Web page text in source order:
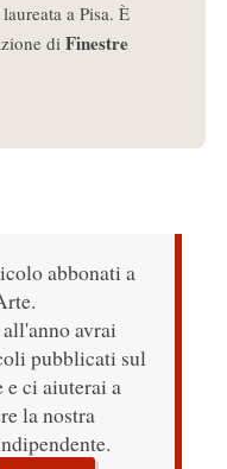
a Pisa. È
di Finestre
abbonati a
avrai
pubblicati sul
ci aiuterai a
la nostra